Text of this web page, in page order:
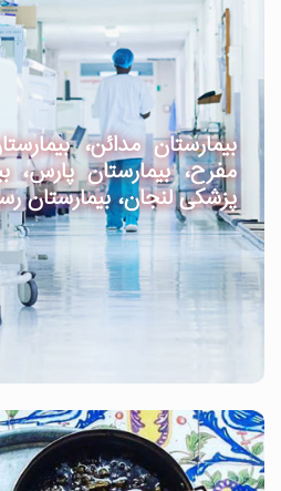
بیمارستان مدائن،
مفرح، بیمارستان پارس،
پزشکی لنجان، بیمارستان